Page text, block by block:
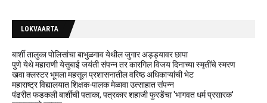
LOKVAARTA
बार्शी तालुका पोलिसांचा बाभुळगाव येथील जुगार अड्ड्यावर छापा
पुणे येथे महाराणी येसुबाई जयंती संपन्न तर कारगिल विजय दिनाच्या स्मृतींचे स्मरण
खवा क्लस्टर भूमला महसूल प्रशासनातील वरिष्ठ अधिकाऱ्यांची भेट
महाराष्ट्र विद्यालयात शिक्षक-पालक मेळावा उत्साहात संपन्न
पंढरीत फडकली बार्शीची पताका, पत्रकार शहाजी फुरडेंचा 'भागवत धर्म प्रसारक'